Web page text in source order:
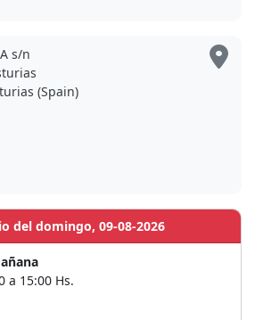
s/n
(Spain)
del domingo, 09-08-2026
a 15:00 Hs.